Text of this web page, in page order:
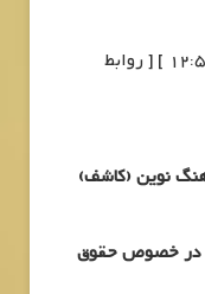
[ دوشنبه شانزدهم خرداد ۱۴۰۱ ] [ 12:54 ] [ روابط
نوین (کاشف)
در خصوص حقوق